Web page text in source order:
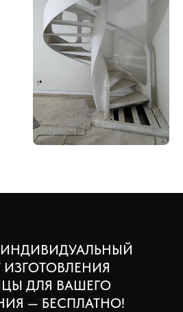
ИЗГОТОВЛЕНИЯ
ДЛЯ ВАШЕГО
— БЕСПЛАТНО!